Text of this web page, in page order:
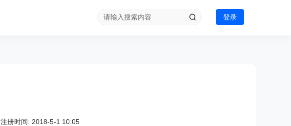
登录
注册时间: 2018-5-1 10:05